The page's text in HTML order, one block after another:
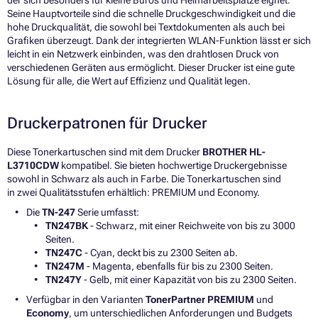
Seine Hauptvorteile sind die schnelle Druckgeschwindigkeit und die
hohe Druckqualität, die sowohl bei Textdokumenten als auch bei
Grafiken überzeugt. Dank der integrierten WLAN-Funktion lässt er sich
leicht in ein Netzwerk einbinden, was den drahtlosen Druck von
verschiedenen Geräten aus ermöglicht. Dieser Drucker ist eine gute
Lösung für alle, die Wert auf Effizienz und Qualität legen.
Druckerpatronen für Drucker
Diese Tonerkartuschen sind mit dem Drucker BROTHER HL-
L3710CDW kompatibel. Sie bieten hochwertige Druckergebnisse
sowohl in Schwarz als auch in Farbe. Die Tonerkartuschen sind
in zwei Qualitätsstufen erhältlich: PREMIUM und Economy.
DieTN-247Serie umfasst:
TN247BK- Schwarz, mit einer Reichweite von bis zu 3000
Seiten.
TN247C - Cyan, deckt bis zu 2300 Seiten ab.
TN247M - Magenta, ebenfalls für bis zu 2300 Seiten.
TN247Y- Gelb, mit einer Kapazität von bis zu 2300 Seiten.
Verfügbar in den Varianten TonerPartner PREMIUM und
Economy, um unterschiedlichen Anforderungen und Budgets